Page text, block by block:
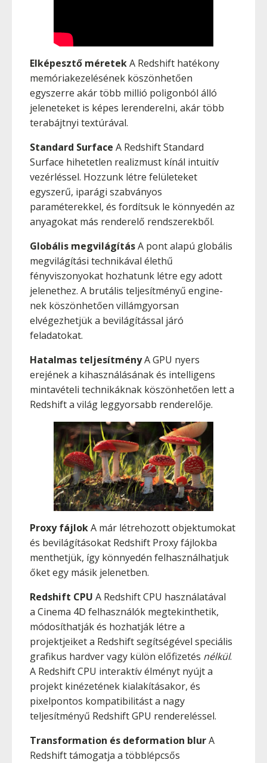
Elképesztő méretekA Redshift hatékony
memóriakezelésének köszönhetően
egyszerre akár több millió poligonból álló
jeleneteket is képes lerenderelni, akár több
terabájtnyi textúrával.
Standard Surface A Redshift Standard
Surface hihetetlen realizmust kínál intuitív
vezérléssel. Hozzunk létre felületeket
egyszerű, iparági szabványos
paraméterekkel, és fordítsuk le könnyedén az
anyagokat más renderelő rendszerekből.
Globális megvilágításA pont alapú globális
megvilágítási technikával élethű
fényviszonyokat hozhatunk létre egy adott
jelenethez. A brutális teljesítményű engine-
nek köszönhetően villámgyorsan
elvégezhetjük a bevilágítással járó
feladatokat.
Hatalmas teljesítményA GPU nyers
erejének a kihasználásának és intelligens
mintavételi technikáknak köszönhetően lett a
Redshift a világ leggyorsabb renderelője.
Proxy fájlokA már létrehozott objektumokat
és bevilágításokat Redshift Proxy fájlokba
menthetjük, így könnyedén felhasználhatjuk
őket egy másik jelenetben.
Redshift CPU A Redshift CPU használatával
a Cinema 4D felhasználók megtekinthetik,
módosíthatják és hozhatják létre a
projektjeiket a Redshift segítségével speciális
grafikus hardver vagy külön előfizetés nélkül.
A Redshift CPU interaktív élményt nyújt a
projekt kinézetének kialakításakor, és
pixelpontos kompatibilitást a nagy
teljesítményű Redshift GPU rendereléssel.
Transformation és deformation blurA
Redshift támogatja a többlépcsős